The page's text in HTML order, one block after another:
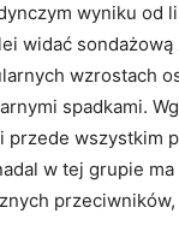
wyniku od
widać sondażową
wzrostach
spadkami.
przede wszystkim
w tej grupie